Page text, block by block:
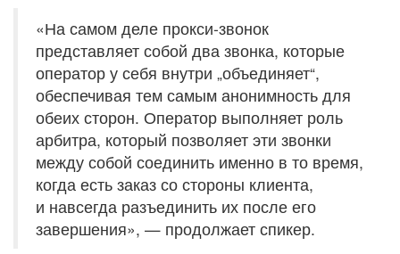
«На самом деле прокси-звонок
представляет собой два звонка, которые
оператор у себя внутри „объединяет“,
обеспечивая тем самым анонимность для
обеих сторон. Оператор выполняет роль
арбитра, который позволяет эти звонки
между собой соединить именно в то время,
когда есть заказ со стороны клиента,
и навсегда разъединить их после его
завершения», — продолжает спикер.